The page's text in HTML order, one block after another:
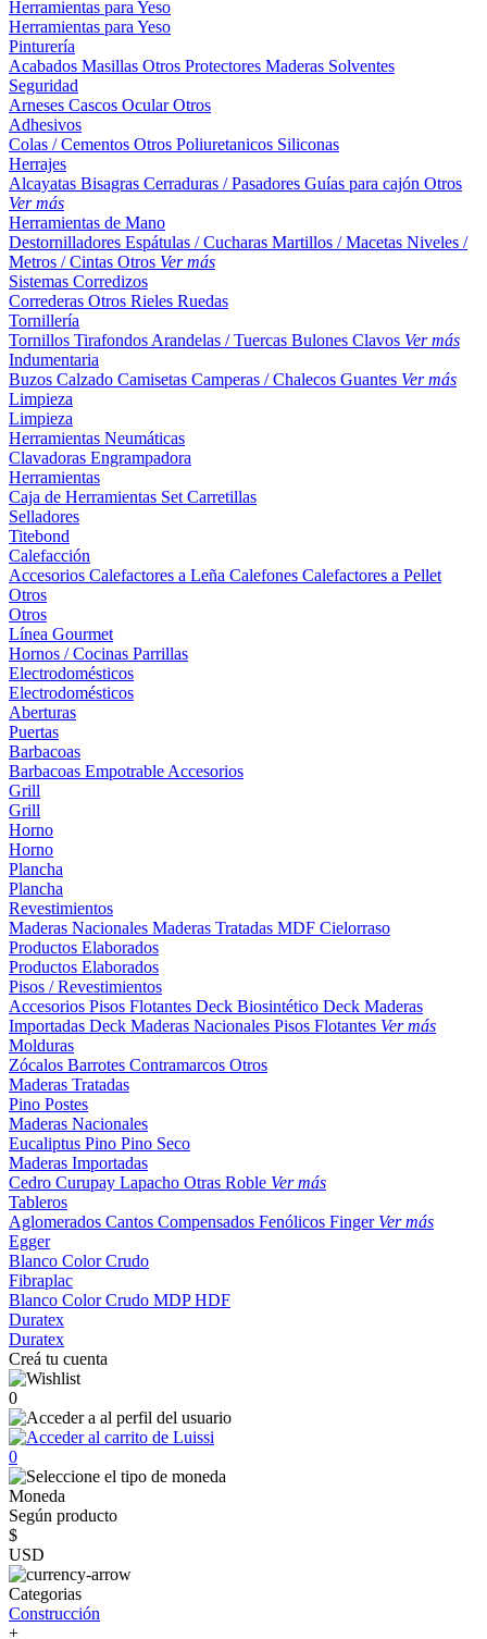
Herramientas para Yeso
Herramientas para Yeso
Pinturería
Acabados Masillas Otros Protectores Maderas Solventes
Seguridad
Arneses Cascos OcularOtros
Adhesivos
Colas / Cementos Otros Poliuretanicos Siliconas
Herrajes
Alcayatas Bisagras Cerraduras / Pasadores Guías para cajón Otros
Ver más
Herramientas de Mano
Destornilladores Espátulas / Cucharas Martillos / Macetas Niveles /
Metros / Cintas Otros Ver más
Sistemas Corredizos
Correderas Otros Rieles Ruedas
Tornillería
Tornillos Tirafondos Arandelas / Tuercas Bulones Clavos Ver más
Indumentaria
Buzos Calzado Camisetas Camperas / Chalecos Guantes Ver más
Limpieza
Limpieza
Herramientas Neumáticas
Clavadoras Engrampadora
Herramientas
Caja de Herramientas Set Carretillas
Selladores
Titebond
Calefacción
Accesorios Calefactores a Leña Calefones Calefactores a Pellet
Otros
Otros
Línea Gourmet
Hornos / Cocinas Parrillas
Electrodomésticos
Electrodomésticos
Aberturas
Puertas
Barbacoas
Barbacoas Empotrable Accesorios
Grill
Grill
Horno
Horno
Plancha
Plancha
Revestimientos
Maderas Nacionales Maderas Tratadas MDF Cielorraso
Productos Elaborados
Productos Elaborados
Pisos / Revestimientos
Accesorios Pisos Flotantes Deck Biosintético Deck Maderas
Importadas Deck Maderas Nacionales Pisos Flotantes Ver más
Molduras
Zócalos Barrotes Contramarcos Otros
Maderas Tratadas
Pino Postes
Maderas Nacionales
Eucaliptus Pino Pino Seco
Maderas Importadas
Cedro Curupay Lapacho Otras Roble Ver más
Tableros
Aglomerados Cantos Compensados Fenólicos Finger Ver más
Egger
Blanco ColorCrudo
Fibraplac
Blanco ColorCrudo MDPHDF
Duratex
Duratex
Creá tu cuenta
0
0
Moneda
Según producto
$
USD
Categorias
Construcción
+